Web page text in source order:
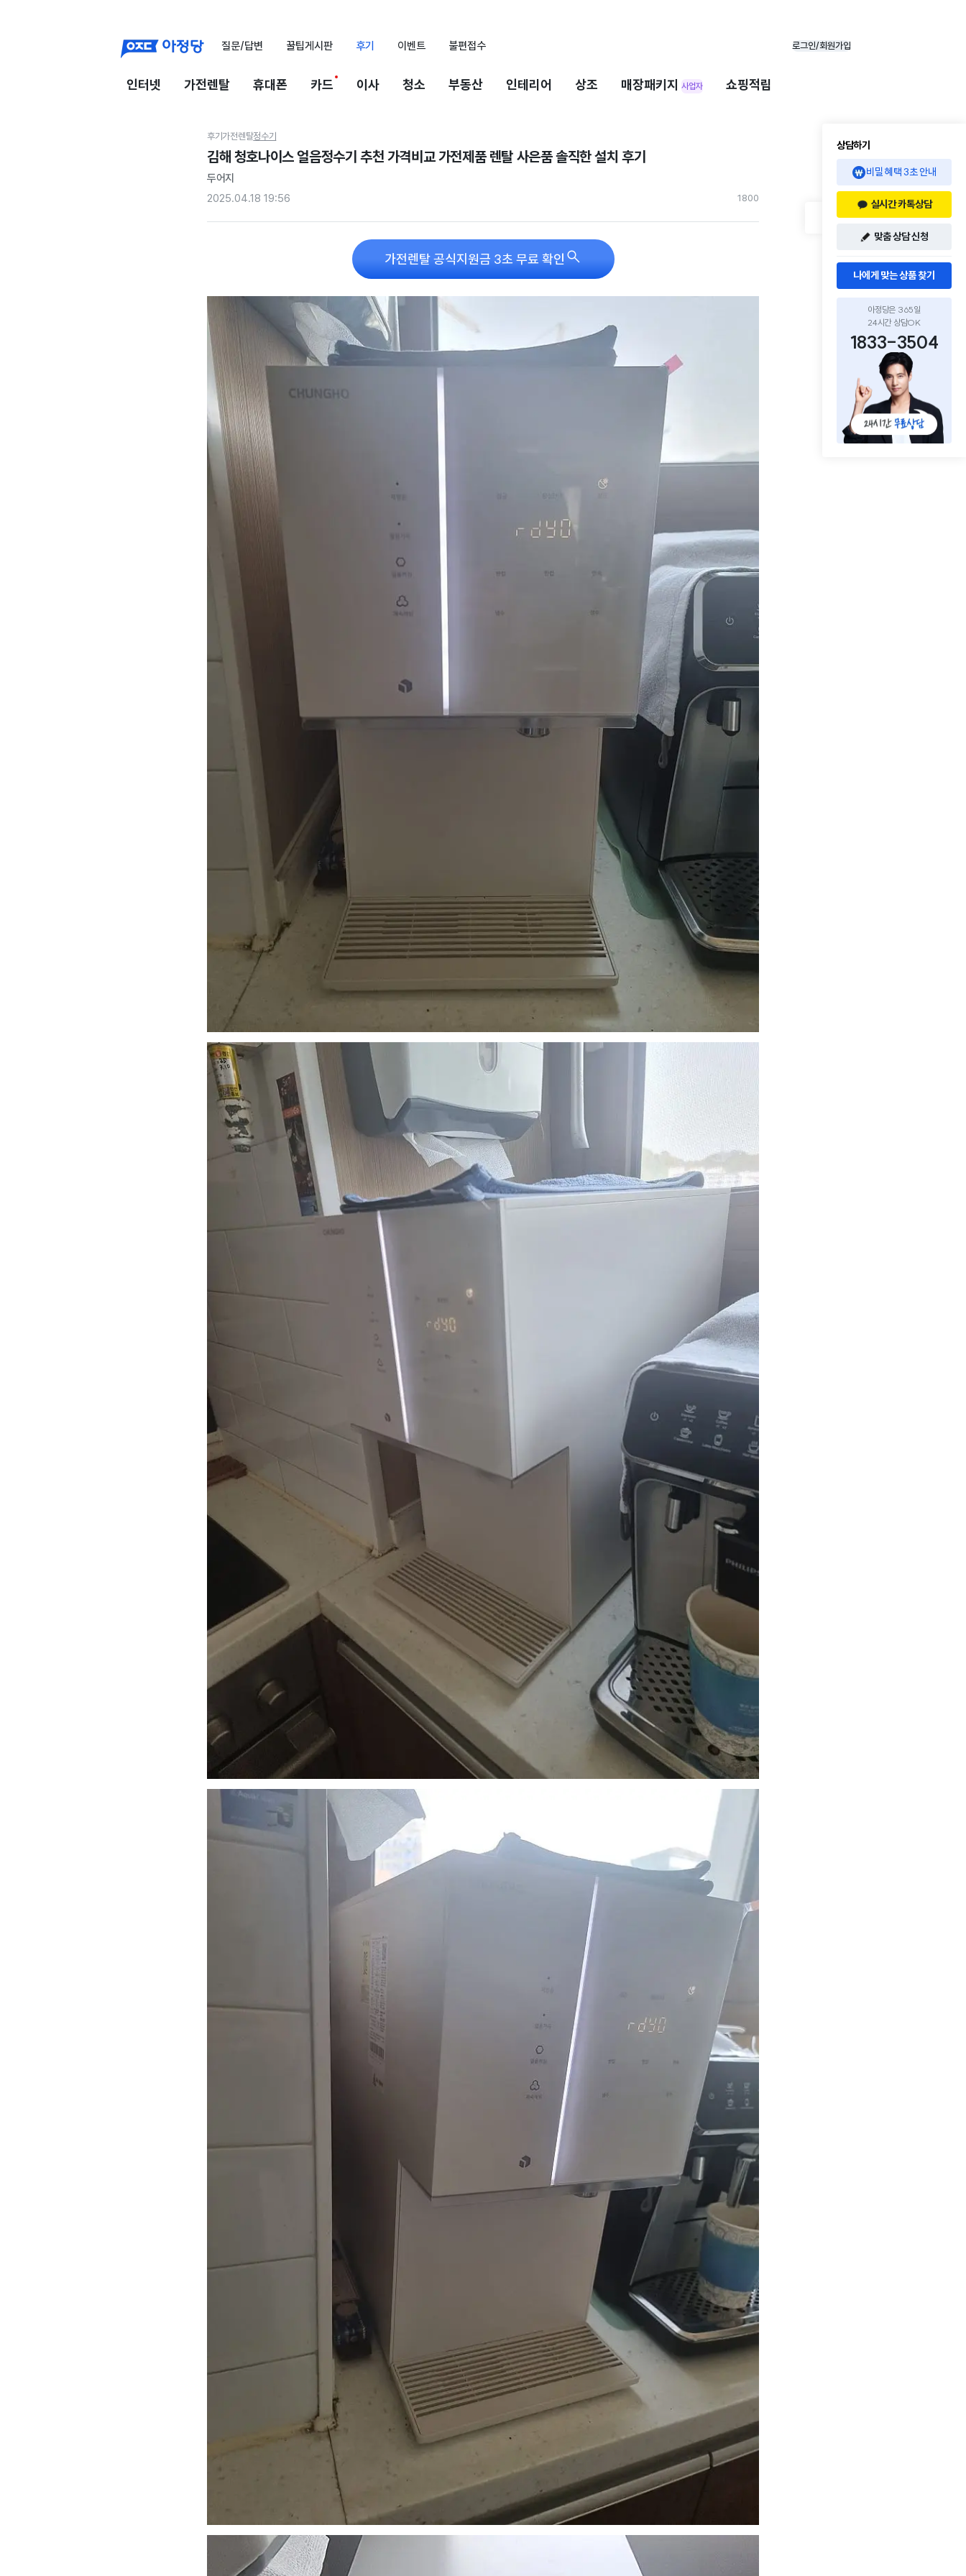
질문/답변 꿀팁게시판 후기 이벤트 불편접수 로그인/회원가입
인터넷 가전렌탈 휴대폰 카드 이사 청소 부동산 인테리어 상조 매장패키지 사업자 쇼핑적립
후기가전렌탈정수기
김해 청호나이스 얼음정수기 추천 가격비교 가전제품 렌탈 사은품 솔직한 설치 후기
두어지
2025.04.18 19:56
1800
가전렌탈 공식지원금 3초 무료 확인 
상담하기
비밀 혜택 3초 안내
실시간 카톡상담
맞춤 상담 신청
나에게 맞는 상품 찾기
아정당은 365일
24시간 상담OK
1833-3504